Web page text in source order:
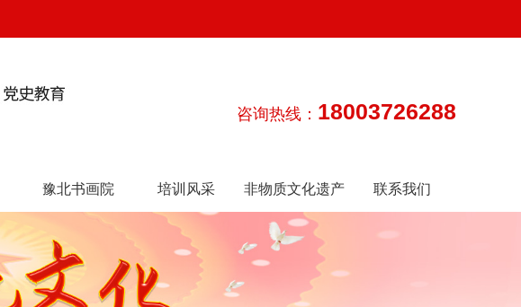
咨询热线： 18003726288
豫北书画院 培训风采 非物质文化遗产
传承
联系我们